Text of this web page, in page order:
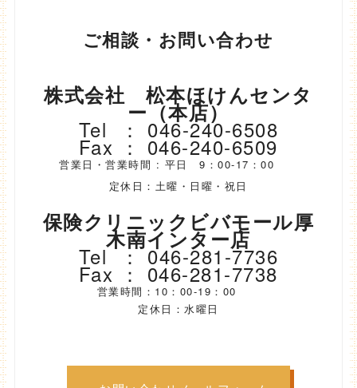
ご相談・お問い合わせ
株式会社 松本ほけんセンタ
ー（本店）
Tel ： 046-240-6508
Fax ： 046-240-6509
営業日・営業時間 : 平日 9：00-17：00
定休日：土曜・日曜・祝日
保険クリニックビバモール厚
木南インター店
Tel ： 046-281-7736
Fax ： 046-281-7738
営業時間：10：00-19：00
定休日：水曜日